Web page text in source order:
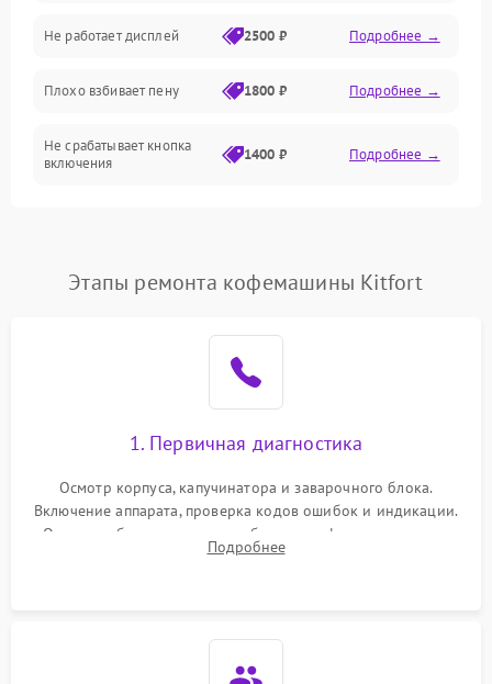
Управление и электроника
Программное обеспечение
Не работает дисплей 2500 ₽ Подробнее →
Плохо взбивает пену 1800 ₽ Подробнее →
Не срабатывает кнопка
включения
1400 ₽ Подробнее →
Постоянные сбои в работе 1500 ₽ Подробнее →
Этапы ремонта кофемашины Kitfort
1. Первичная диагностика
Осмотр корпуса, капучинатора и заварочного блока.
Включение аппарата, проверка кодов ошибок и индикации.
Оценка работы помпы, термоблока и кофемолки на слух.
Измерение температуры и давления воды для выявления
Подробнее